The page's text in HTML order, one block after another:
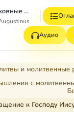
Молитвы и Молитвенные духовные рассуждения (из дополнений к сочинениям)
Aurelius)
Аудио
и молитвенные
с
к Господу